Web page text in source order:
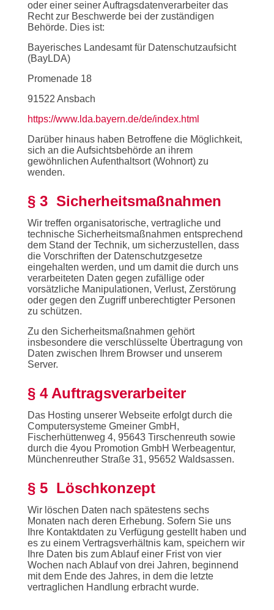
oder einer seiner Auftragsdatenverarbeiter das
Recht zur Beschwerde bei der zuständigen
Behörde. Dies ist:
Bayerisches Landesamt für Datenschutzaufsicht
(BayLDA)
Promenade 18
91522 Ansbach
https://www.lda.bayern.de/de/index.html
Darüber hinaus haben Betroffene die Möglichkeit,
sich an die Aufsichtsbehörde an ihrem
gewöhnlichen Aufenthaltsort (Wohnort) zu
wenden.
§ 3 Sicherheitsmaßnahmen
Wir treffen organisatorische, vertragliche und
technische Sicherheitsmaßnahmen entsprechend
dem Stand der Technik, um sicherzustellen, dass
die Vorschriften der Datenschutzgesetze
eingehalten werden, und um damit die durch uns
verarbeiteten Daten gegen zufällige oder
vorsätzliche Manipulationen, Verlust, Zerstörung
oder gegen den Zugriff unberechtigter Personen
zu schützen.
Zu den Sicherheitsmaßnahmen gehört
insbesondere die verschlüsselte Übertragung von
Daten zwischen Ihrem Browser und unserem
Server.
§ 4 Auftragsverarbeiter
Das Hosting unserer Webseite erfolgt durch die
Computersysteme Gmeiner GmbH,
Fischerhüttenweg 4, 95643 Tirschenreuth sowie
durch die 4you Promotion GmbH Werbeagentur,
Münchenreuther Straße 31, 95652 Waldsassen.
§ 5 Löschkonzept
Wir löschen Daten nach spätestens sechs
Monaten nach deren Erhebung. Sofern Sie uns
Ihre Kontaktdaten zu Verfügung gestellt haben und
es zu einem Vertragsverhältnis kam, speichern wir
Ihre Daten bis zum Ablauf einer Frist von vier
Wochen nach Ablauf von drei Jahren, beginnend
mit dem Ende des Jahres, in dem die letzte
vertraglichen Handlung erbracht wurde.